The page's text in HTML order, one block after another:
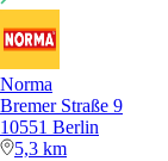
Norma
Bremer Straße 9
10551 Berlin
5,3 km